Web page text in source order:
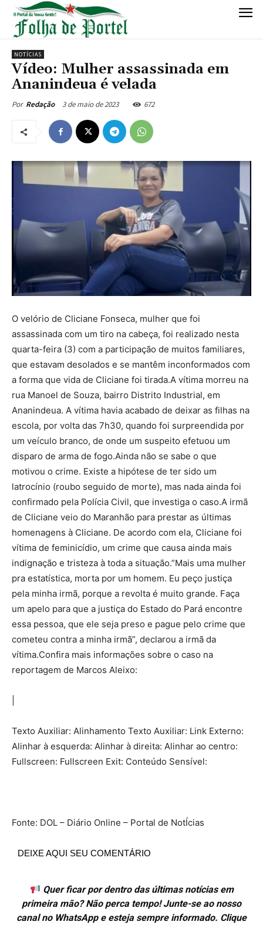
NOTÍCIAS
Vídeo: Mulher assassinada em
Ananindeua é velada
Por Redação 3 de maio de 2023 672
O velório de Cliciane Fonseca, mulher que foi
assassinada com um tiro na cabeça, foi realizado nesta
quarta-feira (3) com a participação de muitos familiares,
que estavam desolados e se mantêm inconformados com
a forma que vida de Cliciane foi tirada.A vítima morreu na
rua Manoel de Souza, bairro Distrito Industrial, em
Ananindeua. A vítima havia acabado de deixar as filhas na
escola, por volta das 7h30, quando foi surpreendida por
um veículo branco, de onde um suspeito efetuou um
disparo de arma de fogo.Ainda não se sabe o que
motivou o crime. Existe a hipótese de ter sido um
latrocínio (roubo seguido de morte), mas nada ainda foi
confirmado pela Polícia Civil, que investiga o caso.A irmã
de Cliciane veio do Maranhão para prestar as últimas
homenagens à Cliciane. De acordo com ela, Cliciane foi
vítima de feminicídio, um crime que causa ainda mais
indignação e tristeza à toda a situação.”Mais uma mulher
pra estatística, morta por um homem. Eu peço justiça
pela minha irmã, porque a revolta é muito grande. Faça
um apelo para que a justiça do Estado do Pará encontre
essa pessoa, que ele seja preso e pague pelo crime que
cometeu contra a minha irmã”, declarou a irmã da
vítima.Confira mais informações sobre o caso na
reportagem de Marcos Aleixo:
Texto Auxiliar: Alinhamento Texto Auxiliar: Link Externo:
Alinhar à esquerda: Alinhar à direita: Alinhar ao centro:
Fullscreen: Fullscreen Exit: Conteúdo Sensível:
Fonte: DOL – Diário Online – Portal de NotÍcias
DEIXE AQUI SEU COMENTÁRIO
Quer ficar por dentro das últimas notícias em
primeira mão? Não perca tempo! Junte-se ao nosso
canal no WhatsApp e esteja sempre informado. Clique